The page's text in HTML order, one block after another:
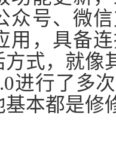
众号、微
用，具备
式，就像
进行了多
基本都是修